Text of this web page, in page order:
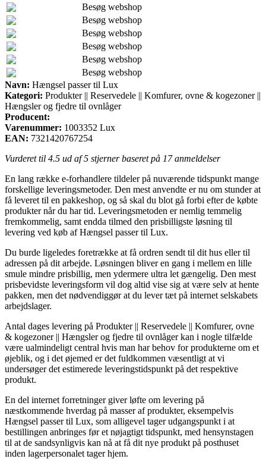
Besøg webshop
Besøg webshop
Besøg webshop
Besøg webshop
Besøg webshop
Besøg webshop
Navn: Hængsel passer til Lux
Kategori: Produkter || Reservedele || Komfurer, ovne & kogezoner ||
Hængsler og fjedre til ovnlåger
Producent:
Varenummer: 1003352 Lux
EAN: 7321420767254
Vurderet til 4.5 ud af 5 stjerner baseret på 17anmeldelser
En lang række e-forhandlere tildeler på nuværende tidspunkt mange
forskellige leveringsmetoder. Den mest anvendte er nu om stunder at
få leveret til en pakkeshop, og så skal du blot gå forbi efter de købte
produkter når du har tid. Leveringsmetoden er nemlig temmelig
fremkommelig, samt endda tilmed den prisbilligste løsning til
levering ved køb af Hængsel passer til Lux.
Du burde ligeledes foretrække at få ordren sendt til dit hus eller til
adressen på dit arbejde. Løsningen bliver en gang i mellem en lille
smule mindre prisbillig, men ydermere ultra let gængelig. Den mest
prisbevidste leveringsform vil dog altid vise sig at være selv at hente
pakken, men det nødvendiggør at du lever tæt på internet selskabets
arbejdslager.
Antal dages levering på Produkter || Reservedele || Komfurer, ovne
& kogezoner || Hængsler og fjedre til ovnlåger kan i nogle tilfælde
være ualmindeligt central hvis man har behov for produkterne om et
øjeblik, og i det øjemed er det fuldkommen væsentligt at vi
undersøger det estimerede leveringstidspunkt på det respektive
produkt.
En del internet forretninger giver løfte om levering på
næstkommende hverdag på masser af produkter, eksempelvis
Hængsel passer til Lux, som alligevel tager udgangspunkt i at
bestillingen anbringes før et nøjagtigt tidspunkt, med hensynstagen
til at de sandsynligvis kan nå at få dit nye produkt på posthuset
inden lagerpersonalet tager hjem.